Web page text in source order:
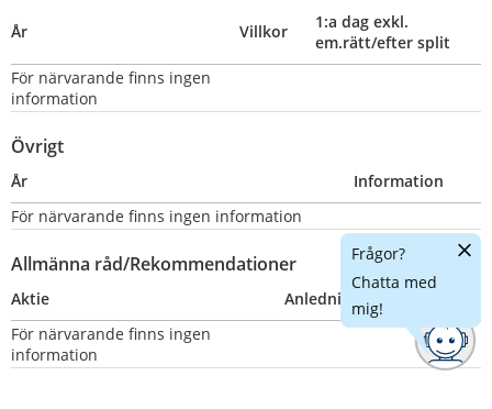
År Villkor
1:a dag exkl.
em.rätt/efter split
För närvarande finns ingen
information
Övrigt
År
Information
För närvarande finns ingen information
Allmänna råd/Rekommendationer
Aktie Anledning
För närvarande finns ingen
information
Frågor?
Chatta med
mig!
Dölj